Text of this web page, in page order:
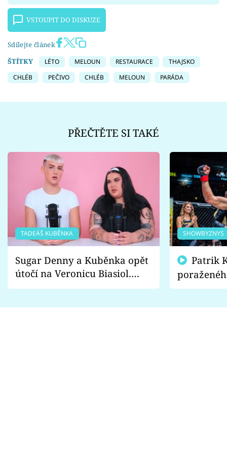
VSTOUPIT DO DISKUZE
Sdílejte článek
ŠTÍTKY
LÉTO MELOUN RESTAURACE
THAJSKO
CHLÉB
PEČIVO CHLÉB MELOUN PARÁDA
PŘEČTĚTE SI TAKÉ
TADEÁŠ KUBĚNKA
Sugar Denny a Kuběnka opět
útočí na Veronicu Biasiol.
Proč je podle nich falešná a
SHOWBYZNYS
fanoušci